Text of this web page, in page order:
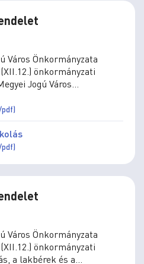
Város Önkormányzata
önkormányzati
Jogú Város
és Működési
(X.10.) önkormányzati
Város Önkormányzata
önkormányzati
a lakbérek és a